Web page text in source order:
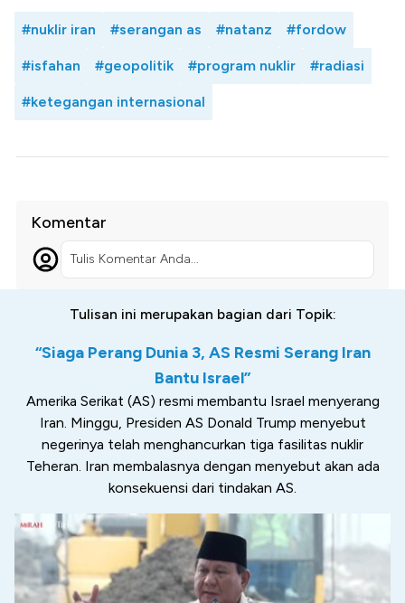
#nuklir iran #serangan as #natanz #fordow
#isfahan #geopolitik #program nuklir #radiasi
#ketegangan internasional
Komentar
Tulis Komentar Anda...
Tulisan ini merupakan bagian dari Topik:
“Siaga Perang Dunia 3, AS Resmi Serang Iran
Bantu Israel”
Amerika Serikat (AS) resmi membantu Israel menyerang
Iran. Minggu, Presiden AS Donald Trump menyebut
negerinya telah menghancurkan tiga fasilitas nuklir
Teheran. Iran membalasnya dengan menyebut akan ada
konsekuensi dari tindakan AS.